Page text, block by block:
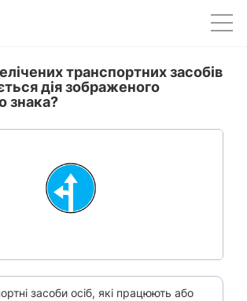
транспортних засобів
дія зображеного
знака?
засоби осіб, які працюють або